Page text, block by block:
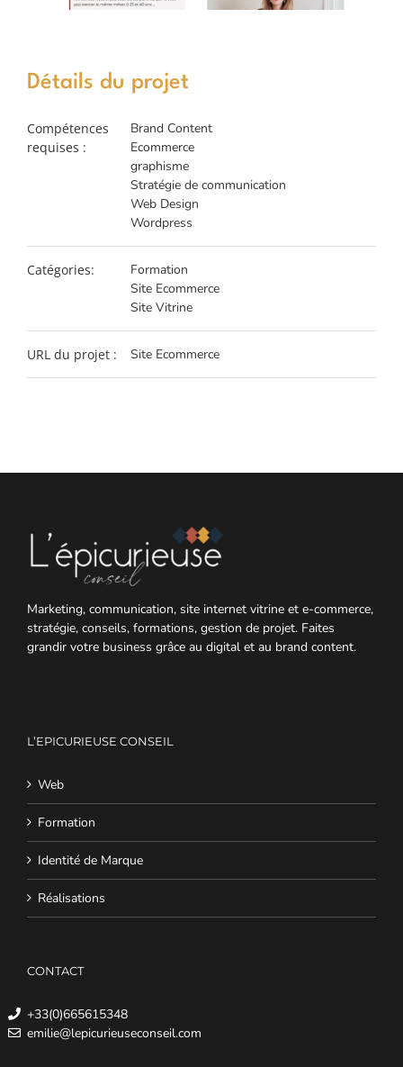
Détails du projet
Compétences
requises :
Brand Content
Ecommerce
graphisme
Stratégie de communication
Web Design
Wordpress
Catégories:
Formation
Site Ecommerce
Site Vitrine
URL du projet : Site Ecommerce
Marketing, communication, site internet vitrine et e-commerce,
stratégie, conseils, formations, gestion de projet. Faites
grandir votre business grâce au digital et au brand content.
L’EPICURIEUSE CONSEIL
Web
Formation
Identité de Marque
Réalisations
CONTACT
+33(0)665615348
emilie@lepicurieuseconseil.com